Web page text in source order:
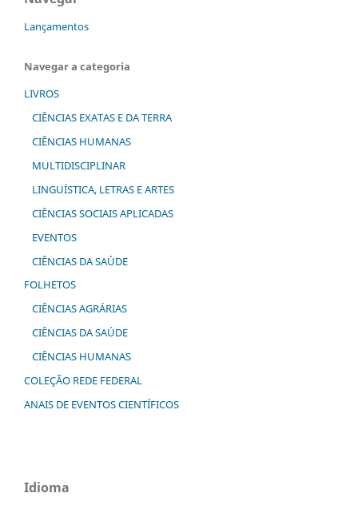
Lançamentos
Navegar a categoria
LIVROS
CIÊNCIAS EXATAS E DA TERRA
CIÊNCIAS HUMANAS
MULTIDISCIPLINAR
LINGUÍSTICA, LETRAS E ARTES
CIÊNCIAS SOCIAIS APLICADAS
EVENTOS
CIÊNCIAS DA SAÚDE
FOLHETOS
CIÊNCIAS AGRÁRIAS
CIÊNCIAS DA SAÚDE
CIÊNCIAS HUMANAS
COLEÇÃO REDE FEDERAL
ANAIS DE EVENTOS CIENTÍFICOS
Idioma